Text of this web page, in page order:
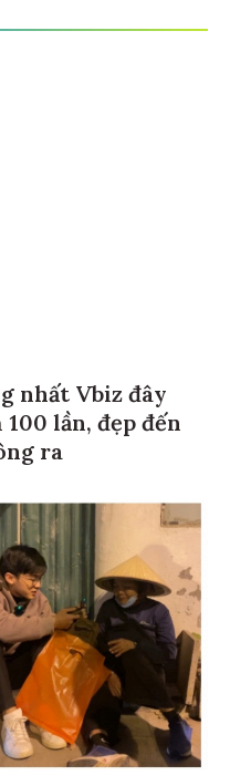
nhất Vbiz đây
lần, đẹp đến
ra